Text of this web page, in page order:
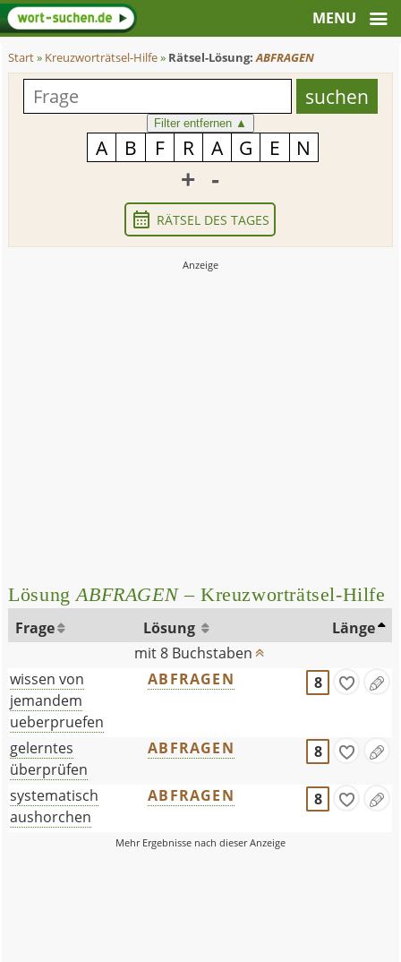
Start» Kreuzworträtsel-Hilfe» Rätsel-Lösung:ABFRAGEN
Filter entfernen ▲
+ -
RÄTSEL DES TAGES
LösungABFRAGEN– Kreuzworträtsel-Hilfe
Frage Lösung
Länge
mit 8 Buchstaben
wissen von
jemandem
ueberpruefen
ABFRAGEN 8
gelerntes
überprüfen
ABFRAGEN 8
systematisch
aushorchen
ABFRAGEN 8